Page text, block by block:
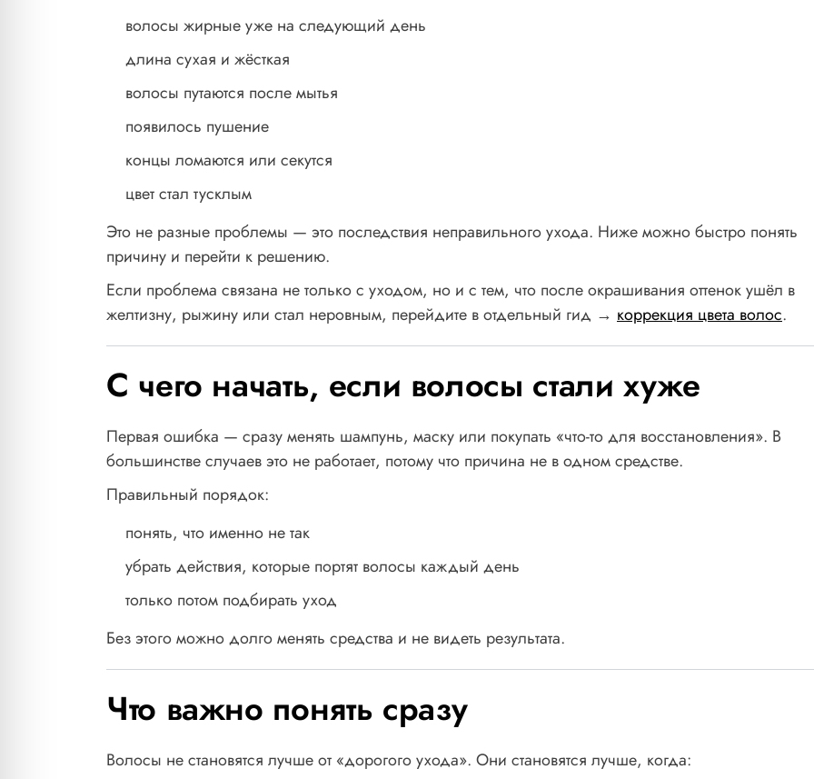
волосы жирные уже на следующий день
длина сухая и жёсткая
волосы путаются после мытья
появилось пушение
концы ломаются или секутся
цвет стал тусклым
Это не разные проблемы — это последствия неправильного ухода. Ниже можно быстро понять
причину и перейти к решению.
Если проблема связана не только с уходом, но и с тем, что после окрашивания оттенок ушёл в
желтизну, рыжину или стал неровным, перейдите в отдельный гид → коррекция цвета волос.
С чего начать, если волосы стали хуже
Первая ошибка — сразу менять шампунь, маску или покупать «что-то для восстановления». В
большинстве случаев это не работает, потому что причина не в одном средстве.
Правильный порядок:
понять, что именно не так
убрать действия, которые портят волосы каждый день
только потом подбирать уход
Без этого можно долго менять средства и не видеть результата.
Что важно понять сразу
Волосы не становятся лучше от «дорогого ухода». Они становятся лучше, когда: